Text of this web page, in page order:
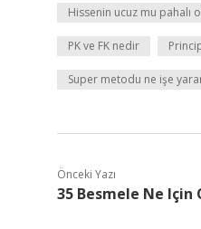
Hissenin ucuz mu pahalı
PK ve FK nedir
Super metodu ne işe
Önceki Yazı
35 Besmele Ne Için